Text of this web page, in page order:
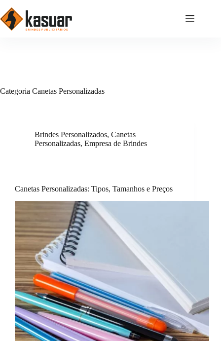
para
o
conteúdo
Categoria Canetas Personalizadas
Brindes Personalizados, Canetas
Personalizadas, Empresa de Brindes
Canetas Personalizadas: Tipos, Tamanhos e Preços